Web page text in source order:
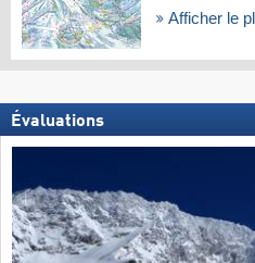
Afficher le
Évaluations